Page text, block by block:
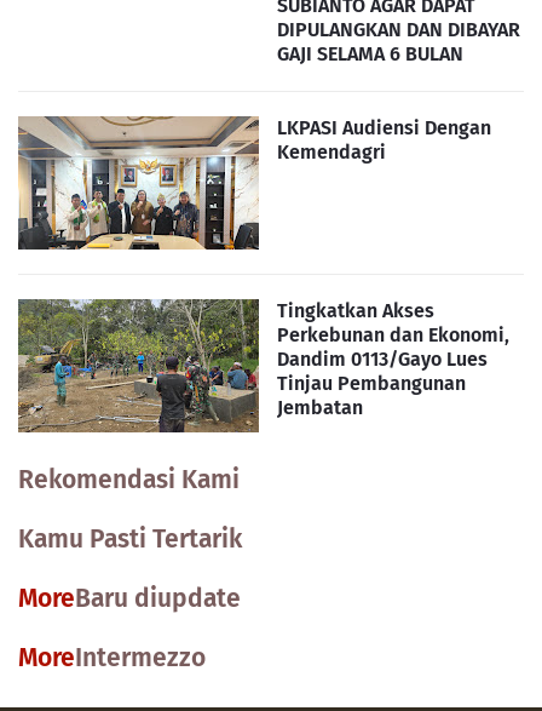
SUBIANTO AGAR DAPAT
DIPULANGKAN DAN DIBAYAR
GAJI SELAMA 6 BULAN
LKPASI Audiensi Dengan
Kemendagri
Tingkatkan Akses
Perkebunan dan Ekonomi,
Dandim 0113/Gayo Lues
Tinjau Pembangunan
Jembatan
Rekomendasi Kami
Kamu Pasti Tertarik
MoreBaru diupdate
MoreIntermezzo